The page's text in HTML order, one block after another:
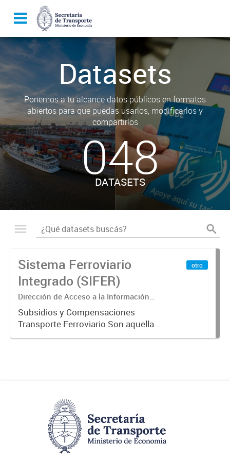
Datasets
Ponemos a tu alcance datos públicos en formatos
abiertos para que puedas usarlos, modificarlos y
compartirlos
048
DATASETS
Sistema Ferroviario
Integrado (SIFER)
Dirección de Acceso a la Información
Pública y Transparencia
Subsidios y Compensaciones
Transporte Ferroviario Son aquellas
transferencias realizadas por la
otro